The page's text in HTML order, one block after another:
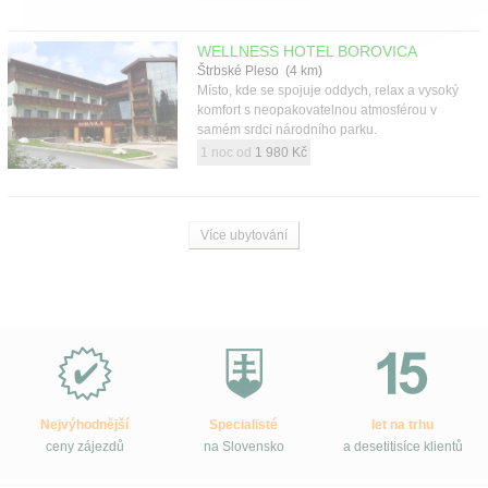
WELLNESS HOTEL BOROVICA
Štrbské Pleso (4 km)
Místo, kde se spojuje oddych, relax a vysoký
komfort s neopakovatelnou atmosférou v
samém srdci národního parku.
1 noc od 1 980 Kč
Více ubytování
Slovensko.cz?
Nejvýhodnější
ceny zájezdů
Specialisté
na Slovensko
let na trhu
a desetitisíce klientů